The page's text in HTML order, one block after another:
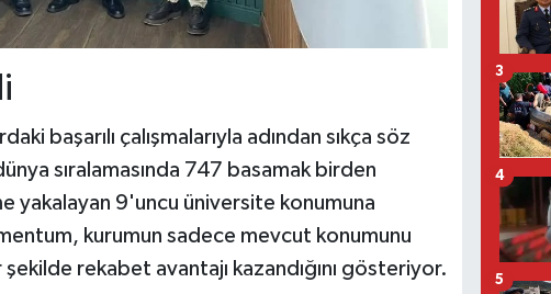
başarılı çalışmalarıyla adından sıkça söz
sıralamasında 747 basamak birden
yakalayan 9'uncu üniversite konumuna
kurumun sadece mevcut konumunu
şekilde rekabet avantajı kazandığını gösteriyor.
3
4
5